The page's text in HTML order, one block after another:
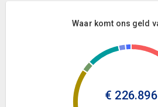
Waar komt ons geld
€ 226.896